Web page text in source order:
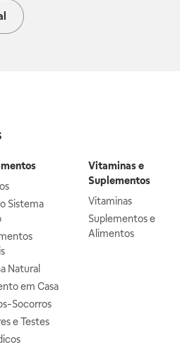
Sistema
Natural
em Casa
Socorros
e Testes
Vitaminas e
Suplementos
Vitaminas
Suplementos e
Alimentos